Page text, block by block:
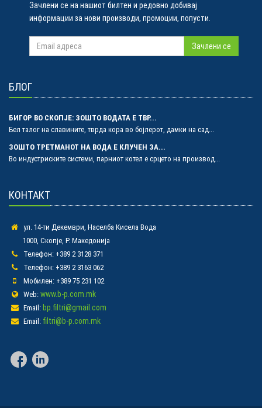
Зачлени се на нашиот билтен и редовно добивај
информации за нови производи, промоции, попусти.
Зачлени се
БЛОГ
БИГОР ВО СКОПЈЕ: ЗОШТО ВОДАТА Е ТВР...
Бел талог на славините, тврда кора во бојлерот, дамки на сад...
ЗОШТО ТРЕТМАНОТ НА ВОДА Е КЛУЧЕН ЗА...
Во индустриските системи, парниот котел е срцето на производ...
КОНТАКТ
ул. 14-ти Декември, Населба Кисела Вода
1000, Скопје, Р. Македонија
Телефон: +389 2 3128 371
Телефон: +389 2 3163 062
Мобилен: +389 75 231 102
Web: www.b-p.com.mk
Email: bp.filtri@gmail.com
Email: filtri@b-p.com.mk